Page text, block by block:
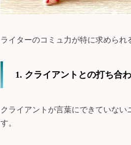
ライターのコミュ力が特に求められ
1. クライアントとの打ち合
クライアントが言葉にできていない
す。